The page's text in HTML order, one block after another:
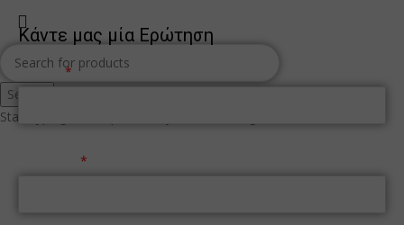
Search
Start typing to see products you are looking for.
Κάντε μας μία Ερώτηση
Όνομα